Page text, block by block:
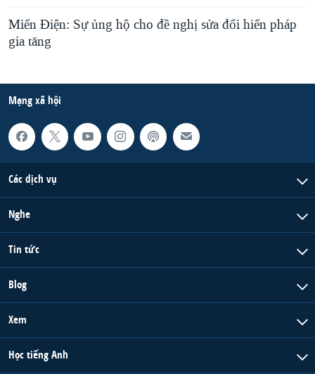
Miến Điện: Sự ủng hộ cho đề nghị sửa đổi hiến pháp
gia tăng
Mạng xã hội
Các dịch vụ
Nghe
Tin tức
Blog
Xem
Học tiếng Anh